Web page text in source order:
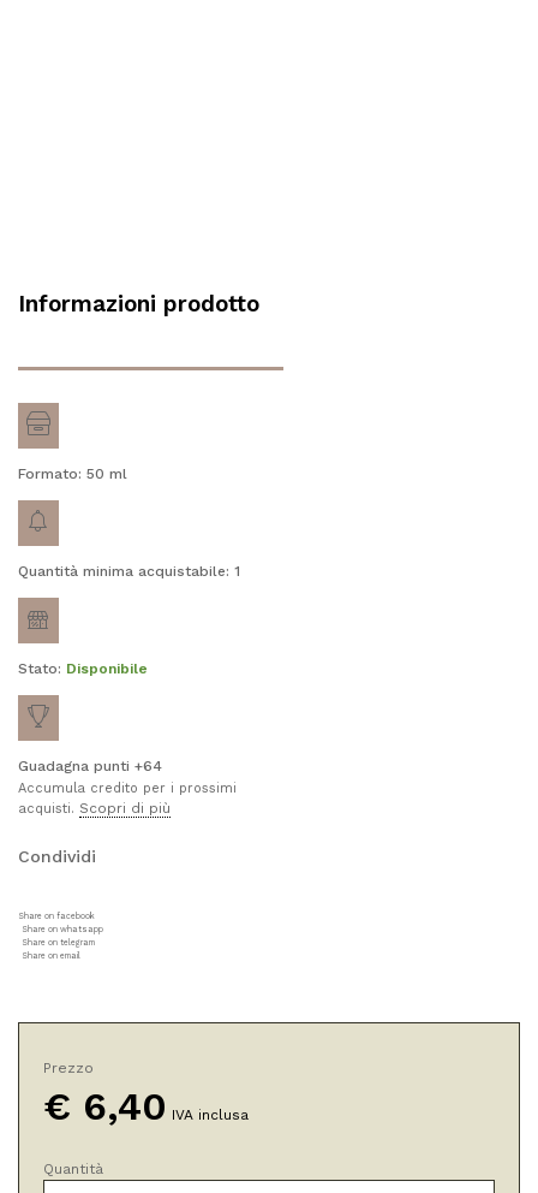
Informazioni prodotto
Formato: 50 ml
Quantità minima acquistabile: 1
Stato: Disponibile
Guadagna punti +64
Accumula credito per i prossimi
acquisti. Scopri di più
Condividi
Share on facebook
Share on whatsapp
Share on telegram
Share on email
Prezzo
€ 6,40 IVA inclusa
Biodeo
Quantità